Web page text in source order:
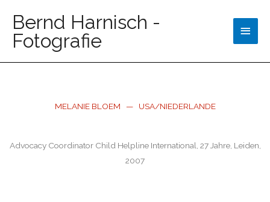
Bernd Harnisch -
Fotografie
MELANIE BLOEM — USA/NIEDERLANDE
Advocacy Coordinator Child Helpline International, 27 Jahre, Leiden,
2007